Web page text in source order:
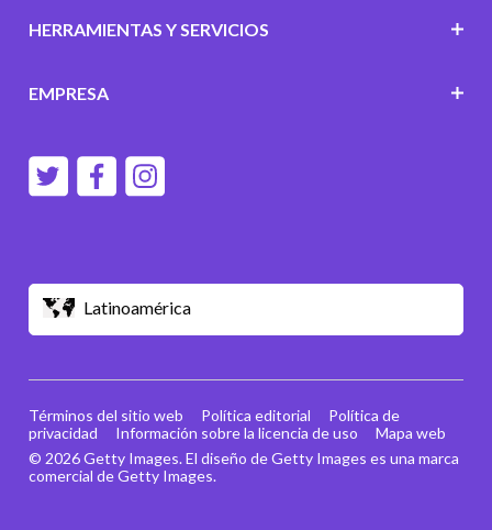
Latinoamérica
HERRAMIENTAS Y SERVICIOS
EMPRESA
© 2026 Getty Images. El diseño de Getty Images es una marca
comercial de Getty Images.
Términos del sitio web Política editorial
Política de
privacidad
Información sobre la licencia de uso Mapa web